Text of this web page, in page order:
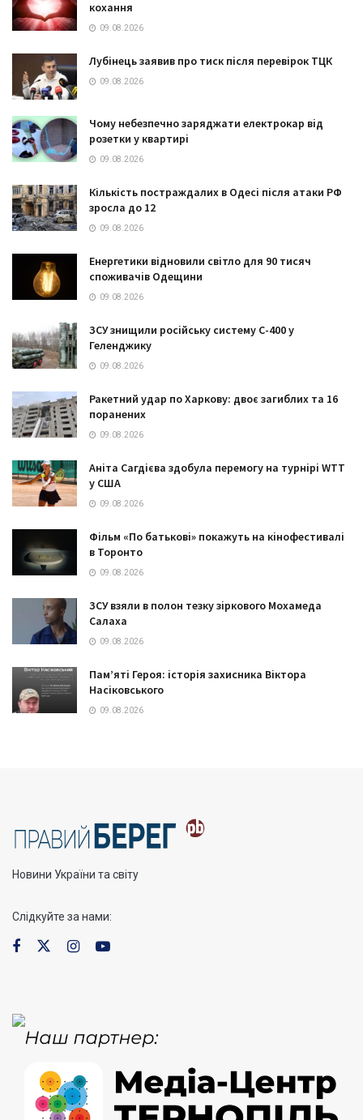
кохання
09.08.2026
Лубінець заявив про тиск після перевірок ТЦК
09.08.2026
Чому небезпечно заряджати електрокар від
розетки у квартирі
09.08.2026
Кількість постраждалих в Одесі після атаки РФ
зросла до 12
09.08.2026
Енергетики відновили світло для 90 тисяч
споживачів Одещини
09.08.2026
ЗСУ знищили російську систему С-400 у
Геленджику
09.08.2026
Ракетний удар по Харкову: двоє загиблих та 16
поранених
09.08.2026
Аніта Сагдієва здобула перемогу на турнірі WTT
у США
09.08.2026
Фільм «По батькові» покажуть на кінофестивалі
в Торонто
09.08.2026
ЗСУ взяли в полон тезку зіркового Мохамеда
Салаха
09.08.2026
Пам’яті Героя: історія захисника Віктора
Насіковського
09.08.2026
Новини України та світу
Слідкуйте за нами: